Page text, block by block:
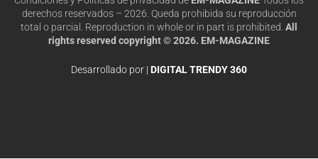
derechos reservados – 2026. Queda prohibida su reproducción
total o parcial. Reproduction in whole or in part is prohibited. All
rights reserved copyright © 2026. EM-MAGAZINE
Desarrollado por | DIGITAL TRENDY 360